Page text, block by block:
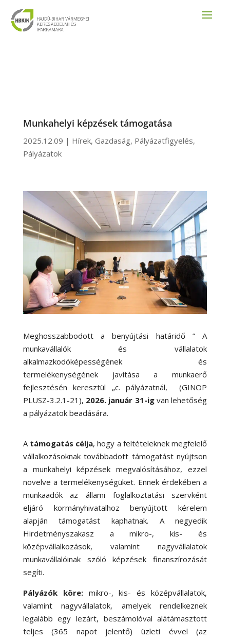
Munkahelyi képzések támogatása
2025.12.09 | Hírek, Gazdaság, Pályázatfigyelés,
Pályázatok
Meghosszabbodott a benyújtási határidő ” A
munkavállalók és vállalatok
alkalmazkodóképességének és
termelékenységének javítása a munkaerő
fejlesztésén keresztül „c. pályázatnál, (GINOP
PLUSZ-3.2.1-21), 2026. január 31-ig van lehetőség
a pályázatok beadására.
A támogatás célja, hogy a feltételeknek megfelelő
vállalkozásoknak továbbadott támogatást nyújtson
a munkahelyi képzések megvalósításához, ezzel
növelve a termelékenységüket. Ennek érdekében a
munkaadók az állami foglalkoztatási szervként
eljáró kormányhivatalhoz benyújtott kérelem
alapján támogatást kaphatnak. A negyedik
Hirdetményszakasz a mikro-, kis- és
középvállalkozások, valamint nagyvállalatok
munkavállalóinak szóló képzések finanszírozását
segíti.
Pályázók köre: mikro-, kis- és középvállalatok,
valamint nagyvállalatok, amelyek rendelkeznek
legalább egy lezárt, beszámolóval alátámasztott
teljes (365 napot jelentő) üzleti évvel (az